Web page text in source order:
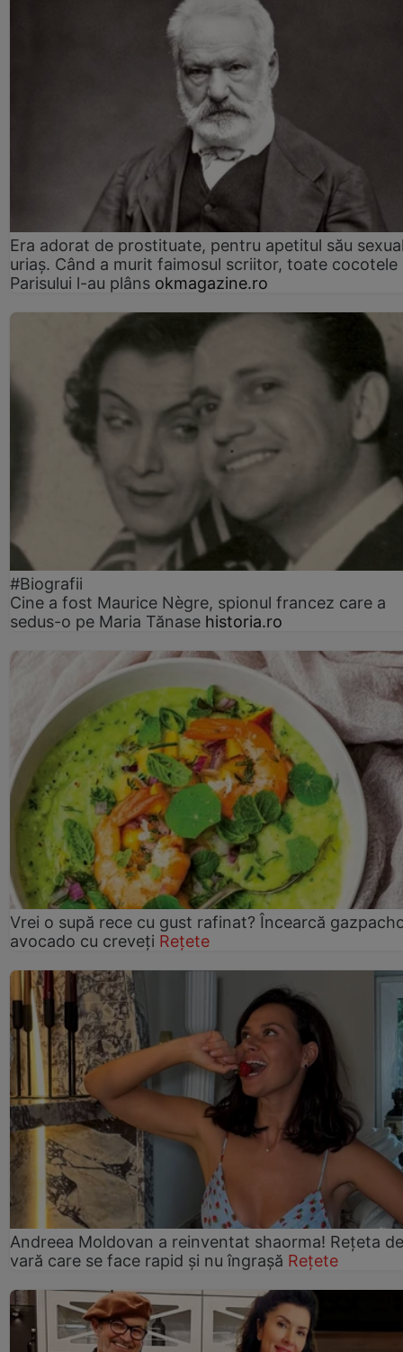
Era adorat de prostituate, pentru apetitul său
uriaș. Când a murit faimosul scriitor, toate cocotele
Parisului l-au plâns okmagazine.ro
#Biografii
Cine a fost Maurice Nègre, spionul francez care a
sedus-o pe Maria Tănase historia.ro
Vrei o supă rece cu gust rafinat? Încearcă
avocado cu creveți Rețete
Andreea Moldovan a reinventat shaorma! Rețeta de
vară care se face rapid și nu îngrașă Rețete